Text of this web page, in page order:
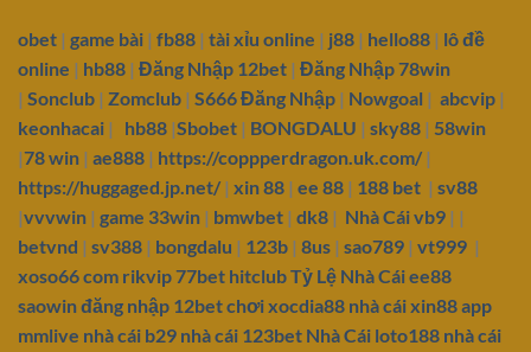
obet | game bài | fb88 | tài xỉu online | j88 | hello88 | lô đề
online | hb88 | Đăng Nhập 12bet | Đăng Nhập 78win
| Sonclub | Zomclub | S666 Đăng Nhập | Nowgoal | abcvip |
keonhacai | hb88 |Sbobet | BONGDALU | sky88 | 58win
|78 win | ae888 | https://coppperdragon.uk.com/ |
https://huggaged.jp.net/ | xin 88 | ee 88 | 188 bet | sv88
|vvvwin | game 33win | bmwbet | dk8 | Nhà Cái vb9 | |
betvnd | sv388 | bongdalu | 123b | 8us | sao789 | vt999 |
xoso66 com rikvip77bet hitclubTỷ Lệ Nhà Cáiee88
saowinđăng nhập 12betchơi xocdia88 nhà cái xin88app
mmlive nhà cái b29 nhà cái 123bet Nhà Cái loto188 nhà cái